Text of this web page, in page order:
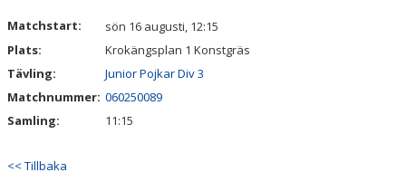
Matchstart:
sön 16 augusti, 12:15
Plats:
Krokängsplan 1 Konstgräs
Tävling:
Junior Pojkar Div 3
Matchnummer: 060250089
Samling:
11:15
<< Tillbaka